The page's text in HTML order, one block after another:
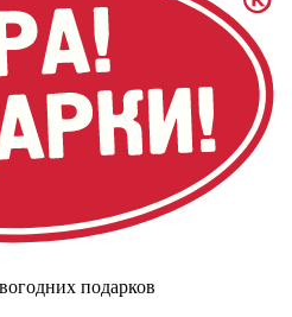
подарков